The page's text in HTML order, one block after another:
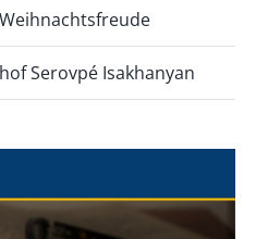
Serovpé Isakhanyan